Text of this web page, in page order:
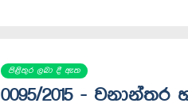
පිළිතුර ලබා දී ඇත
0095/2015 -